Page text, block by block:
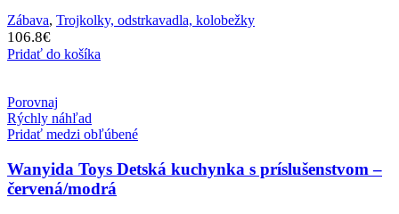
Zábava, Trojkolky, odstrkavadla, kolobežky
106.8€
Pridať do košíka
Porovnaj
Rýchly náhľad
Pridať medzi obľúbené
Wanyida Toys Detská kuchynka s príslušenstvom –
červená/modrá